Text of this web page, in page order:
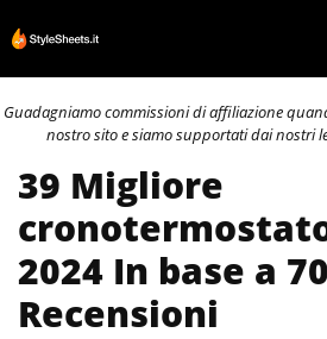
al
contenuto
Guadagniamo commissioni di affiliazione
nostro sito e siamo supportati dai nostri
39 Migliore
2024 In base a
Recensioni